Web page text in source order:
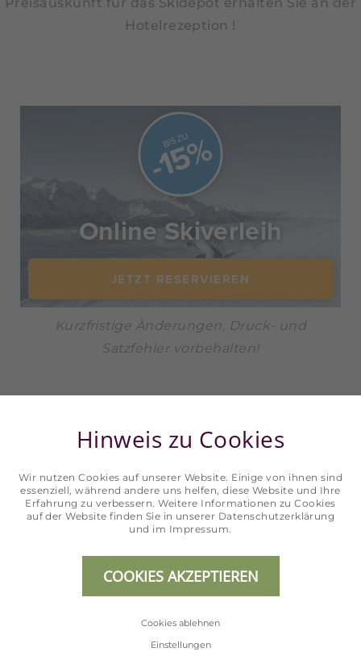
Hotelrezeption !
Kurzfristige Änderungen, Druck- und
Satzfehler vorbehalten!
Hinweis zu Cookies
Wir nutzen Cookies auf unserer Website. Einige von ihnen sind
essenziell, während andere uns helfen, diese Website und Ihre
Erfahrung zu verbessern. Weitere Informationen zu Cookies
auf der Website finden Sie in unserer Datenschutzerklärung
und im Impressum.
COOKIES AKZEPTIEREN
Cookies ablehnen
Einstellungen